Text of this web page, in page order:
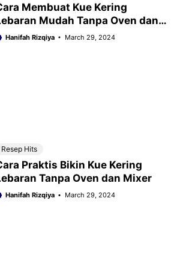
Membuat Kue Kering
Mudah Tanpa Oven dan
Hanifah Rizqiya March 29, 2024
Resep Hits
Praktis Bikin Kue Kering
Tanpa Oven dan Mixer
Hanifah Rizqiya March 29, 2024